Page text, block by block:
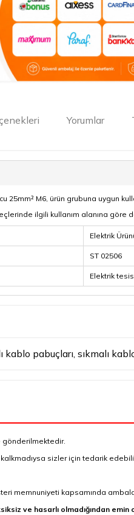
Yorumlar
25mm² M6, ürün grubuna uygun
ilgili kullanım alanına göre
Elektrik
ST 02506
Elektrik
kablo pabuçları, sıkmalı
gönderilmektedir.
sizler için tedarik
memnuniyeti kapsamında
ve hasarlı olmadığından